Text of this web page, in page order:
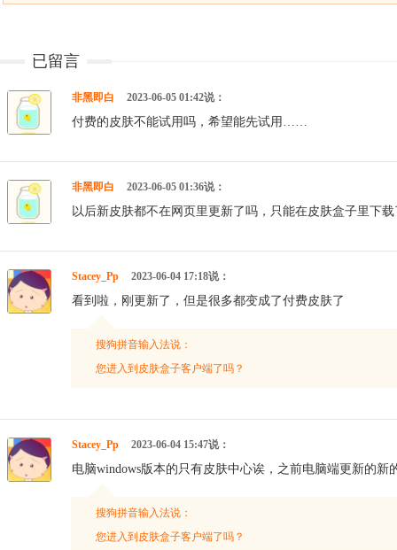
已留言
非黑即白 2023-06-05 01:42说：
付费的皮肤不能试用吗，希望能先试用……
非黑即白 2023-06-05 01:36说：
以后新皮肤都不在网页里更新了吗，只能在皮肤盒子里下
Stacey_Pp 2023-06-04 17:18说：
看到啦，刚更新了，但是很多都变成了付费皮肤了
搜狗拼音输入法说：
您进入到皮肤盒子客户端了吗？
Stacey_Pp 2023-06-04 15:47说：
电脑windows版本的只有皮肤中心诶，之前电脑端更新的新
搜狗拼音输入法说：
您进入到皮肤盒子客户端了吗？